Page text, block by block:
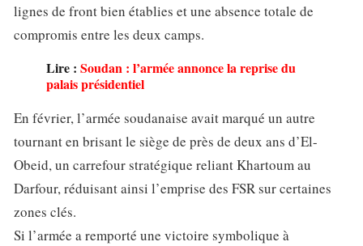
lignes de front bien établies et une absence totale de
compromis entre les deux camps.
Lire : Soudan : l’armée annonce la reprise du
palais présidentiel
En février, l’armée soudanaise avait marqué un autre
tournant en brisant le siège de près de deux ans d’El-
Obeid, un carrefour stratégique reliant Khartoum au
Darfour, réduisant ainsi l’emprise des FSR sur certaines
zones clés.
Si l’armée a remporté une victoire symbolique à